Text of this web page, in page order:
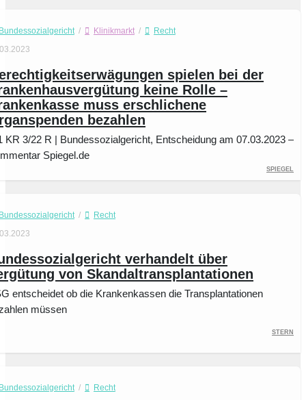
/ Klinikmarkt /
Recht
spielen bei der
keine Rolle –
muss erschlichene
bezahlen
KR 3/22 R | Bundessozialgericht, Entscheidung am 07.03.2023 –
Spiegel.de
Spiegel
/
Recht
verhandelt über
von Skandaltransplantationen
entscheidet ob die Krankenkassen die Transplantationen
müssen
Stern
/
Recht